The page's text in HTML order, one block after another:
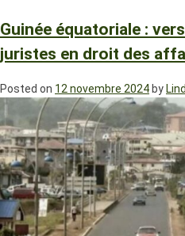
Guinée équatoriale :
juristes en droit des
Posted on 12 novembre 2024 by